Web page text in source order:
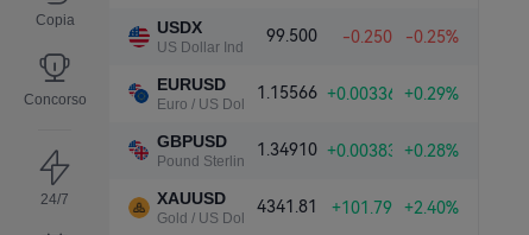
Copia
Concorso
24/7
USDX
US Dollar Index
99.500 -0.250 -0.25%
EURUSD
Euro / US Dollar
1.15566 +0.00336 +0.29%
GBPUSD
Pound Sterling / US Dollar
1.34910 +0.00383 +0.28%
XAUUSD
Gold / US Dollar
4341.81 +101.79 +2.40%